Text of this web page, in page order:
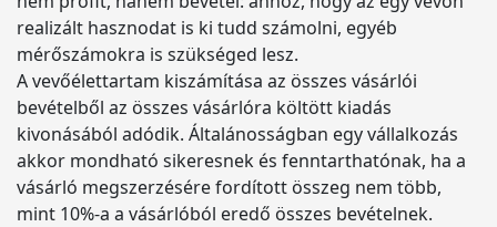
realizált hasznodat is ki tudd számolni, egyéb
mérőszámokra is szükséged lesz.
A vevőélettartam kiszámítása az összes vásárlói
bevételből az összes vásárlóra költött kiadás
kivonásából adódik. Általánosságban egy vállalkozás
akkor mondható sikeresnek és fenntarthatónak, ha a
vásárló megszerzésére fordított összeg nem több,
mint 10%-a a vásárlóból eredő összes bevételnek.